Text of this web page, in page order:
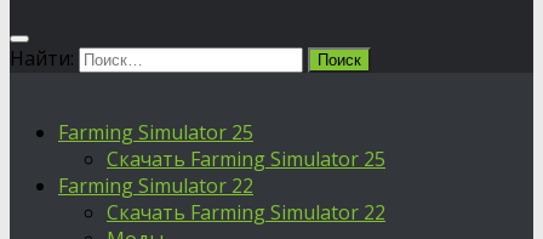
Найти:
Farming Simulator 25
Скачать Farming Simulator 25
Farming Simulator 22
Скачать Farming Simulator 22